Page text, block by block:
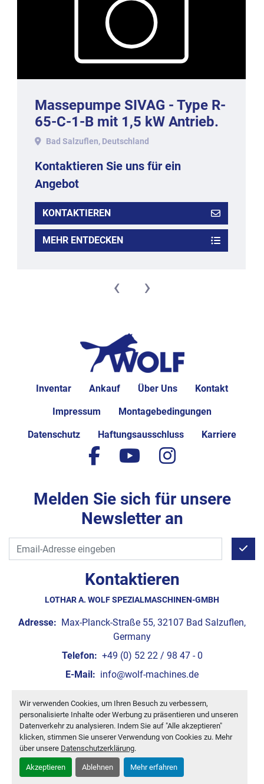
Wir verwenden Cookies, um Ihren Besuch zu verbessern,
personalisierte Inhalte oder Werbung zu präsentieren und unseren
Datenverkehr zu analysieren. Indem Sie auf "Alle akzeptieren"
klicken, stimmen Sie unserer Verwendung von Cookies zu. Mehr
über unsere Datenschutzerklärung.
Akzeptieren Ablehnen Mehr erfahren
Massepumpe SIVAG - Type R-
65-C-1-B mit 1,5 kW Antrieb.
Bad Salzuflen, Deutschland
Kontaktieren Sie uns für ein
Angebot
KONTAKTIEREN
MEHR ENTDECKEN
‹ ›
Inventar Ankauf Über Uns Kontakt
Impressum Montagebedingungen
Datenschutz Haftungsausschluss Karriere
Kontaktieren
LOTHAR A. WOLF SPEZIALMASCHINEN-GMBH
Adresse: Max-Planck-Straße 55, 32107 Bad Salzuflen,
Germany
Telefon: +49 (0) 52 22 / 98 47 - 0
E-Mail: info@wolf-machines.de
Cookie-Einstellungen
Machinio System-Website vonMachinio
facebook
youtubeinstagram
Melden Sie sich für unsere
Newsletter an